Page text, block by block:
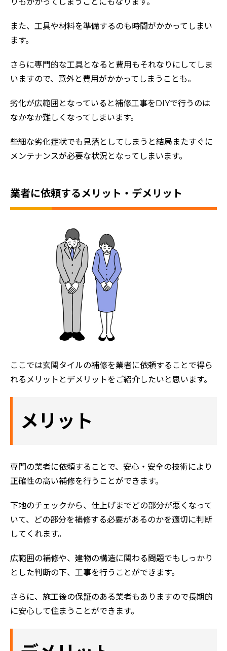
施工事例
また、工具や材料を準備するのも時間がかかってしまい
ます。
さらに専門的な工具となると費用もそれなりにしてしま
いますので、意外と費用がかかってしまうことも。
劣化が広範囲となっていると補修工事をDIYで行うのは
なかなか難しくなってしまいます。
些細な劣化症状でも見落としてしまうと結局またすぐに
メンテナンスが必要な状況となってしまいます。
業者に依頼するメリット・デメリット
ここでは玄関タイルの補修を業者に依頼することで得ら
れるメリットとデメリットをご紹介したいと思います。
メリット
専門の業者に依頼することで、安心・安全の技術により
正確性の高い補修を行うことができます。
下地のチェックから、仕上げまでどの部分が悪くなって
いて、どの部分を補修する必要があるのかを適切に判断
してくれます。
広範囲の補修や、建物の構造に関わる問題でもしっかり
とした判断の下、工事を行うことができます。
さらに、施工後の保証のある業者もありますので長期的
に安心して住まうことができます。